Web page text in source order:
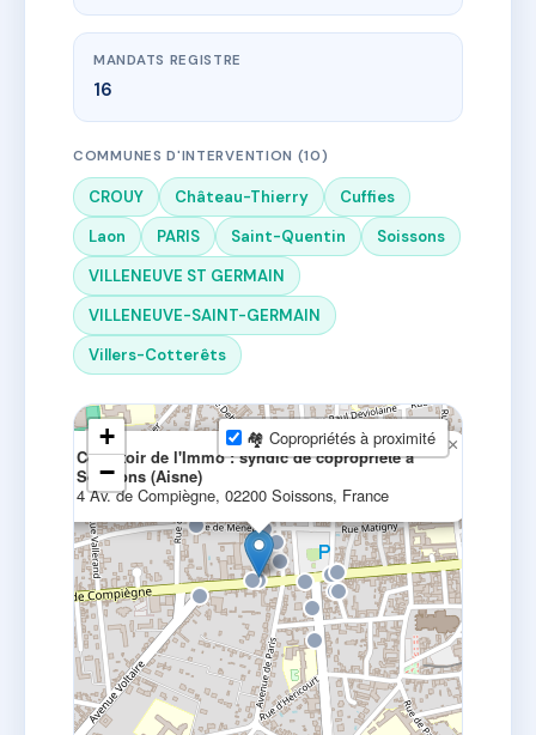
MANDATS REGISTRE
16
COMMUNES D'INTERVENTION (10)
CROUY Château-Thierry
Cuffies
Laon
PARIS Saint-Quentin
Soissons
VILLENEUVE ST GERMAIN
VILLENEUVE-SAINT-GERMAIN
Villers-Cotterêts
Comptoir de l'Immo : syndic de copropriété à
Soissons (Aisne)
4 Av. de Compiègne, 02200 Soissons, France
×
+
−
🏘 Copropriétés à proximité